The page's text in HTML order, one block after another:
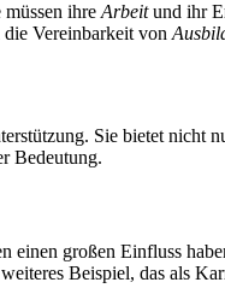
ihre Arbeitund ihr
Vereinbarkeit von
Sie bietet nicht
Bedeutung.
einen großen Einfluss
Beispiel, das als